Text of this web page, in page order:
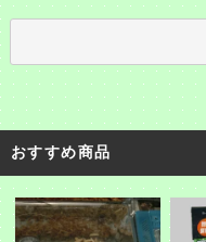
おすすめ商品